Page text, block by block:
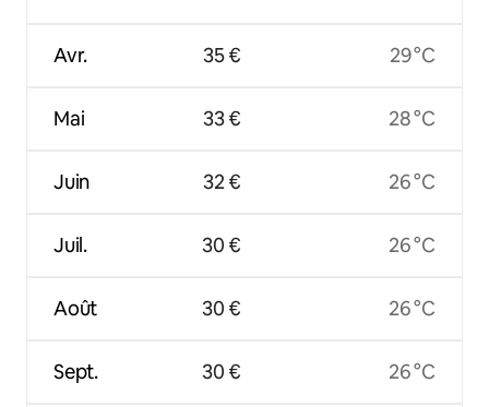
Avr.
Mai
Juin
Juil.
Août
Sept.
35 €
33 €
32 €
30 €
30 €
30 €
29 °C
28 °C
26 °C
26 °C
26 °C
26 °C